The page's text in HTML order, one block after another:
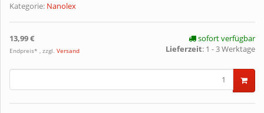
Kategorie: Nanolex
13,99 €
Endpreis* , zzgl. Versand
sofort verfügbar
Lieferzeit: 1 - 3 Werktage